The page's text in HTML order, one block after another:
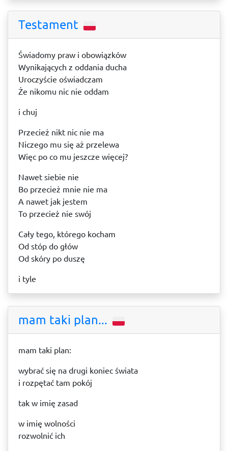
Testament
Świadomy praw i obowiązków
Wynikających z oddania ducha
Uroczyście oświadczam
Że nikomu nic nie oddam
i chuj
Przecież nikt nic nie ma
Niczego mu się aż przelewa
Więc po co mu jeszcze więcej?
Nawet siebie nie
Bo przecież mnie nie ma
A nawet jak jestem
To przecież nie swój
Cały tego, którego kocham
Od stóp do głów
Od skóry po duszę
i tyle
mam taki plan...
mam taki plan:
wybrać się na drugi koniec świata
i rozpętać tam pokój
tak w imię zasad
w imię wolności
rozwolnić ich